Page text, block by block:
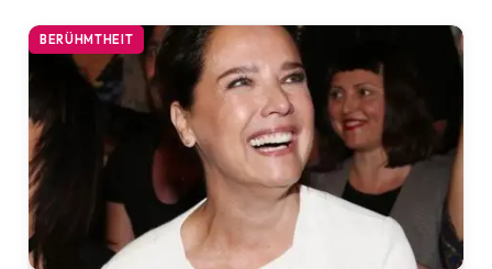
BERÜHMTHEIT